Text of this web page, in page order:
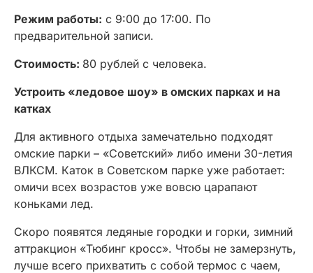
Режим работы: с 9:00 до 17:00. По
предварительной записи.
Стоимость: 80 рублей с человека.
Устроить «ледовое шоу» в омских парках и на
катках
Для активного отдыха замечательно подходят
омские парки – «Советский» либо имени 30-летия
ВЛКСМ. Каток в Советском парке уже работает:
омичи всех возрастов уже вовсю царапают
коньками лед.
Скоро появятся ледяные городки и горки, зимний
аттракцион «Тюбинг кросс». Чтобы не замерзнуть,
лучше всего прихватить с собой термос с чаем,